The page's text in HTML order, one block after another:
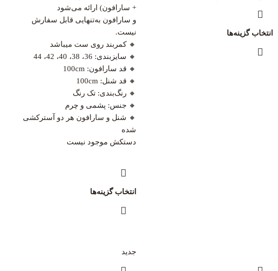
انتخاب گزینه‌ها
+ سارافون) ارائه می‌شود
و سارافون به‌تنهایی قابل سفارش
نیست.
🔸 کمربند روی ست میباشد
🔸 سایزبندی: 36، 38، 40، 42، 44
🔸 قد سارافون: 100cm
🔸 قد شنل: 100cm
🔸 رنگ‌بندی: تک رنگ
🔸 جنس: پشمی و چرم
🔸 شنل و سارافون هر دو آسترکشی
شده
دستکش موجود نیست
انتخاب گزینه‌ها
جدید